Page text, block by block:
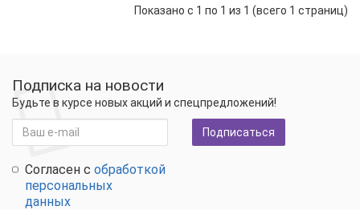
Показано с 1 по 1 из 1 (всего 1 страниц)
Подписка на новости
Будьте в курсе новых акций и спецпредложений!
Согласен с обработкой
персональных
данных
Подписаться